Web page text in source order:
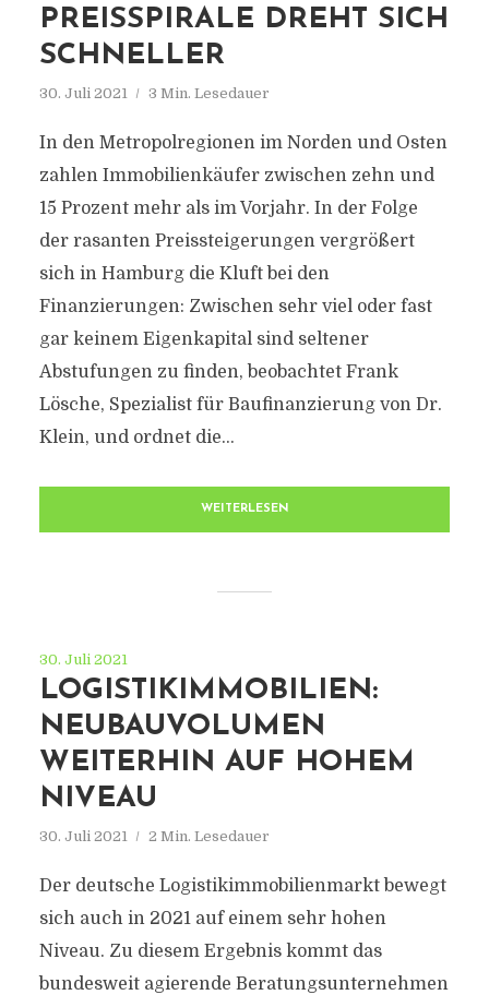
PREISSPIRALE DREHT SICH
SCHNELLER
30. Juli 2021 3 Min. Lesedauer
In den Metropolregionen im Norden und Osten
zahlen Immobilienkäufer zwischen zehn und
15 Prozent mehr als im Vorjahr. In der Folge
der rasanten Preissteigerungen vergrößert
sich in Hamburg die Kluft bei den
Finanzierungen: Zwischen sehr viel oder fast
gar keinem Eigenkapital sind seltener
Abstufungen zu finden, beobachtet Frank
Lösche, Spezialist für Baufinanzierung von Dr.
Klein, und ordnet die...
WEITERLESEN
30. Juli 2021
LOGISTIKIMMOBILIEN:
NEUBAUVOLUMEN
WEITERHIN AUF HOHEM
NIVEAU
30. Juli 2021 2 Min. Lesedauer
Der deutsche Logistikimmobilienmarkt bewegt
sich auch in 2021 auf einem sehr hohen
Niveau. Zu diesem Ergebnis kommt das
bundesweit agierende Beratungsunternehmen